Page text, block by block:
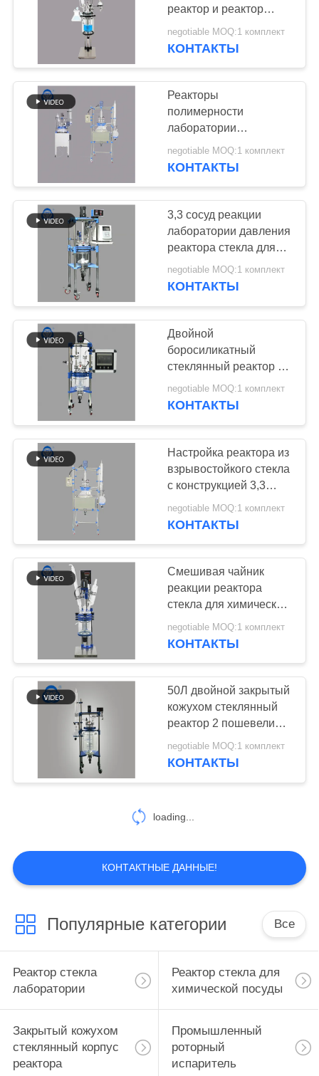
ПОЛИТИКА
КОНФИДЕНЦИАЛЬНОСТИ
Промышленный
роторный
испаритель
роторный
испаритель
вакуума
Стеклянный набор
выгонки
7
Реактор вакуумной
перегонки
9
Набор выгонки
короткого пути
33
Рефригератед
циркулятор
9
Воронка Бучнер
вакуума
13
реактор и реактор
мини пиролиза
стеклянный для
negotiable MOQ:1 комплект
КОНТАКТЫ
Реакторы
полимерности
лаборатории
лаборатории давления
сферически реактора
negotiable MOQ:1 комплект
КОНТАКТЫ
3,3 сосуд реакции
лаборатории давления
реактора стекла для
химической посуды
боросиликата высокий
negotiable MOQ:1 комплект
КОНТАКТЫ
Двойной
боросиликатный
стеклянный реактор с
вакуумом 0,098 мПа
для лаборатории
negotiable MOQ:1 комплект
КОНТАКТЫ
Настройка реактора из
взрывостойкого стекла
с конструкцией 3,3
боросиликатного
стекла
negotiable MOQ:1 комплект
КОНТАКТЫ
Смешивая чайник
реакции реактора
стекла для химической
посуды мини
стеклянный для
negotiable MOQ:1 комплект
КОНТАКТЫ
50Л двойной закрытый
кожухом стеклянный
реактор 2 пошевелил
установку мотора
танка
negotiable MOQ:1 комплект
КОНТАКТЫ
loading...
КОНТАКТНЫЕ ДАННЫЕ!
Популярные категории Все
Реактор стекла
лаборатории
Реактор стекла для
химической посуды
Закрытый кожухом
стеклянный корпус
реактора
Промышленный
роторный
испаритель